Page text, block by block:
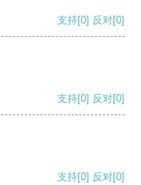
支持[0] 反对[0]
支持[0] 反对[0]
支持[0] 反对[0]